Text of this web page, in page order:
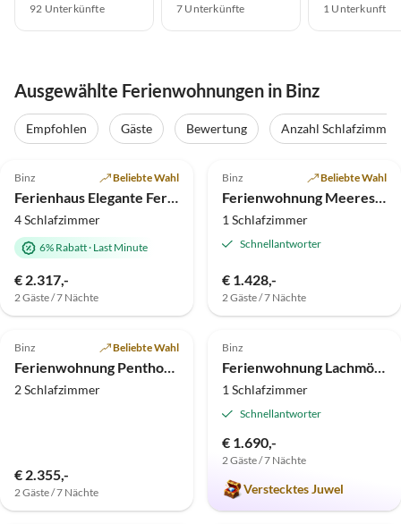
92 Unterkünfte 7 Unterkünfte 1 Unterkunft
Ausgewählte Ferienwohnungen in Binz
Empfohlen Gäste Bewertung Anzahl Schlafzimmer
Top-Inserat
Binz Beliebte Wahl
Ferienhaus Elegante Ferienvilla am Schmachter See
4 Schlafzimmer
6% Rabatt· Last Minute
€ 2.317,-
2 Gäste / 7 Nächte
Tour
Top-Inserat
Binz Beliebte Wahl
Ferienwohnung Meeresmelodie - in Villa Frigga
1 Schlafzimmer
Schnellantworter
€ 1.428,-
2 Gäste / 7 Nächte
Top-Inserat
4.8 (10)
Binz Beliebte Wahl
Ferienwohnung Penthouse in der Villa Strandburg
2 Schlafzimmer
€ 2.355,-
2 Gäste / 7 Nächte
Top-Inserat
5.0 (10)
Binz
Ferienwohnung Lachmöwe - Villa Stranddistel
1 Schlafzimmer
Schnellantworter
€ 1.690,-
2 Gäste / 7 Nächte
Verstecktes Juwel
Top-Inserat
4.9 (8) Top-Inserat
4.9 (7)